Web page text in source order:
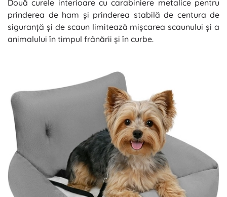
Două curele interioare cu carabiniere metalice pentru
prinderea de ham și prinderea stabilă de centura de
siguranță și de scaun limitează mișcarea scaunului și a
animalului în timpul frânării și în curbe.